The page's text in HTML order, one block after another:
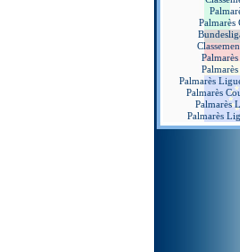
Palmarès
Palmarès
Palmarès
Palmarès
Palmarès